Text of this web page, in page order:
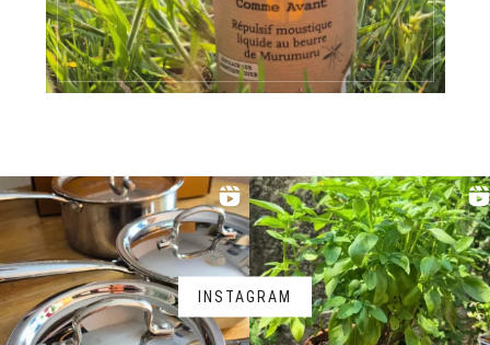
INSTAGRAM